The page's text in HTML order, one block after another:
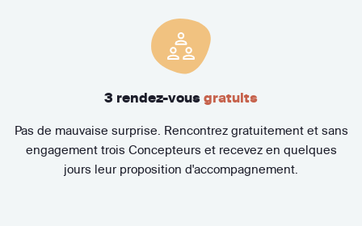
3 rendez-vous gratuits
Pas de mauvaise surprise. Rencontrez gratuitement et sans
engagement trois Concepteurs et recevez en quelques
jours leur proposition d'accompagnement.